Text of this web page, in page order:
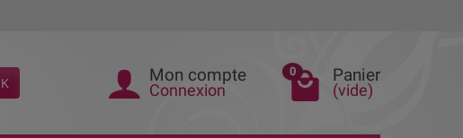
Mon compte
Connexion
0 Panier
(vide)